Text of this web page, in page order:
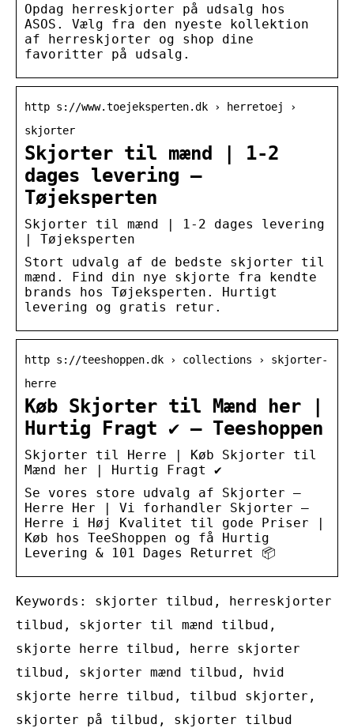
Opdag herreskjorter på udsalg hos
ASOS. Vælg fra den nyeste kollektion
af herreskjorter og shop dine
favoritter på udsalg.
http s://www.toejeksperten.dk › herretoej ›
skjorter
Skjorter til mænd | 1-2
dages levering –
Tøjeksperten
Skjorter til mænd | 1-2 dages levering
| Tøjeksperten
Stort udvalg af de bedste skjorter til
mænd. Find din nye skjorte fra kendte
brands hos Tøjeksperten. Hurtigt
levering og gratis retur.
http s://teeshoppen.dk › collections › skjorter-
herre
Køb Skjorter til Mænd her |
Hurtig Fragt ✔️ – Teeshoppen
Skjorter til Herre | Køb Skjorter til
Mænd her | Hurtig Fragt ✔️
Se vores store udvalg af Skjorter –
Herre Her | Vi forhandler Skjorter –
Herre i Høj Kvalitet til gode Priser |
Køb hos TeeShoppen og få Hurtig
Levering & 101 Dages Returret 📦
Keywords: skjorter tilbud, herreskjorter
tilbud, skjorter til mænd tilbud,
skjorte herre tilbud, herre skjorter
tilbud, skjorter mænd tilbud, hvid
skjorte herre tilbud, tilbud skjorter,
skjorter på tilbud, skjorter tilbud